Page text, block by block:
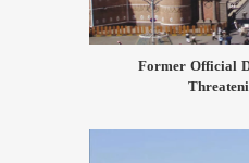
Former Official